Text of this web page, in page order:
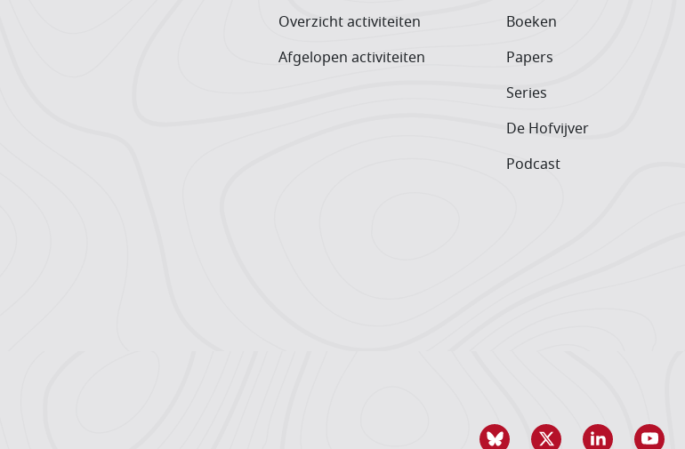
Overzicht activiteiten
Afgelopen activiteiten
Boeken
Papers
Series
De Hofvijver
Podcast